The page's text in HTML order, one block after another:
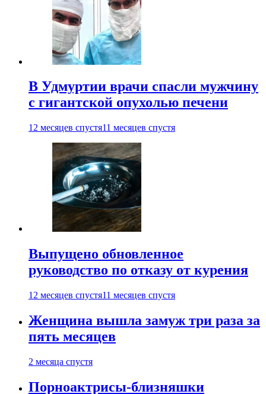
В Удмуртии врачи спасли мужчину
с гигантской опухолью печени
12 месяцев спустя11 месяцев спустя
Выпущено обновленное
руководство по отказу от курения
12 месяцев спустя11 месяцев спустя
Женщина вышла замуж три раза за
пять месяцев
2 месяца спустя
Порноактрисы-близняшки